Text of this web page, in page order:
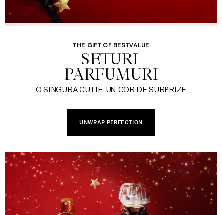
THE GIFT OF BESTVALUE
SETURI
PARFUMURI
O SINGURA CUTIE, UN COR DE SURPRIZE
UNWRAP PERFECTION